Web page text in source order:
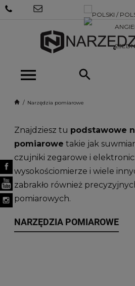
SKLEP@NARZEDZIACNC.PL
Narzędzia pomiarowe
Znajdziesz tu podstawowe
pomiarowe takie jak
czujniki zegarowe i
wysokościomierze i wiele
zabrakło również
pomiarowych.
NARZĘDZIA POMIAROWE